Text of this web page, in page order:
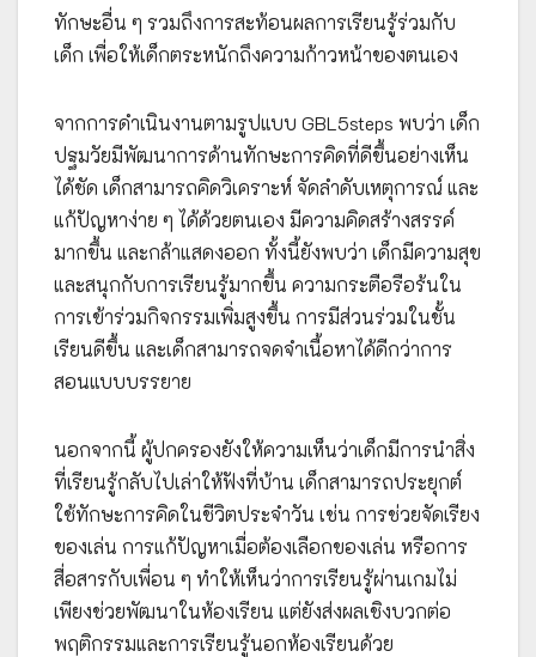
ทักษะอื่น ๆ รวมถึงการสะท้อนผลการเรียนรู้ร่วมกับ
เด็ก เพื่อให้เด็กตระหนักถึงความก้าวหน้าของตนเอง
จากการดำเนินงานตามรูปแบบ GBL5steps พบว่า เด็ก
ปฐมวัยมีพัฒนาการด้านทักษะการคิดที่ดีขึ้นอย่างเห็น
ได้ชัด เด็กสามารถคิดวิเคราะห์ จัดลำดับเหตุการณ์ และ
แก้ปัญหาง่าย ๆ ได้ด้วยตนเอง มีความคิดสร้างสรรค์
มากขึ้น และกล้าแสดงออก ทั้งนี้ยังพบว่า เด็กมีความสุข
และสนุกกับการเรียนรู้มากขึ้น ความกระตือรือร้นใน
การเข้าร่วมกิจกรรมเพิ่มสูงขึ้น การมีส่วนร่วมในชั้น
เรียนดีขึ้น และเด็กสามารถจดจำเนื้อหาได้ดีกว่าการ
สอนแบบบรรยาย
นอกจากนี้ ผู้ปกครองยังให้ความเห็นว่าเด็กมีการนำสิ่ง
ที่เรียนรู้กลับไปเล่าให้ฟังที่บ้าน เด็กสามารถประยุกต์
ใช้ทักษะการคิดในชีวิตประจำวัน เช่น การช่วยจัดเรียง
ของเล่น การแก้ปัญหาเมื่อต้องเลือกของเล่น หรือการ
สื่อสารกับเพื่อน ๆ ทำให้เห็นว่าการเรียนรู้ผ่านเกมไม่
เพียงช่วยพัฒนาในห้องเรียน แต่ยังส่งผลเชิงบวกต่อ
พฤติกรรมและการเรียนรู้นอกห้องเรียนด้วย